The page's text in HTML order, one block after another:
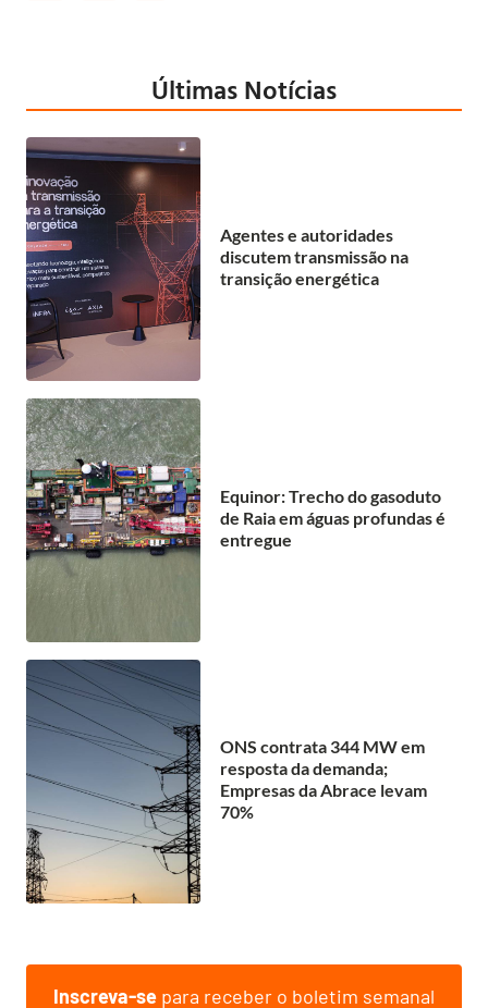
Últimas Notícias
Agentes e autoridades
discutem transmissão na
transição energética
Equinor: Trecho do gasoduto
de Raia em águas profundas é
entregue
ONS contrata 344 MW em
resposta da demanda;
Empresas da Abrace levam
70%
Inscreva-se para receber o boletim semanal